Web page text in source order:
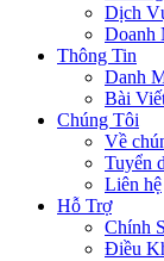
Dịch
Doanh
Thông Tin
Danh
Bài
Chúng Tôi
Về
Tuyển
Liên hệ
Hỗ Trợ
Chính
Điều